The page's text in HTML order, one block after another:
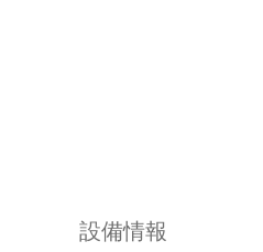
設備情報